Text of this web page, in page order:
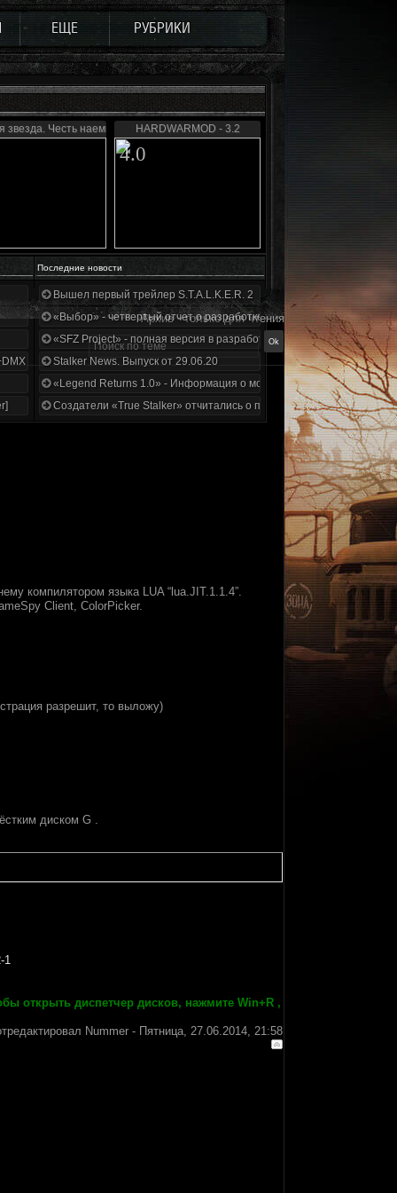
ЕЩЕ РУБРИКИ
звезда. Честь наемника HARDWARMOD - 3.2
4.0
Последние новости
1.3.5.ООП.МА.К.
Вышел первый трейлер S.T.A.L.K.E.R. 2
«Выбор» - четвертый отчет о разработке!
«SFZ Project» - полная версия в разработке!
Stalker News. Выпуск от 29.06.20
«Legend Returns 1.0» - Информация о моде за июнь 2020
Создатели «True Stalker» отчитались о проделанной работе
Архив - только для чтения
компилятором языка LUA “lua.JIT.1.1.4”.
Client, ColorPicker.
разрешит, то выложу)
диском G .
1
открыть диспетчер дисков, нажмите Win+R ,
Nummer - Пятница, 27.06.2014, 21:58